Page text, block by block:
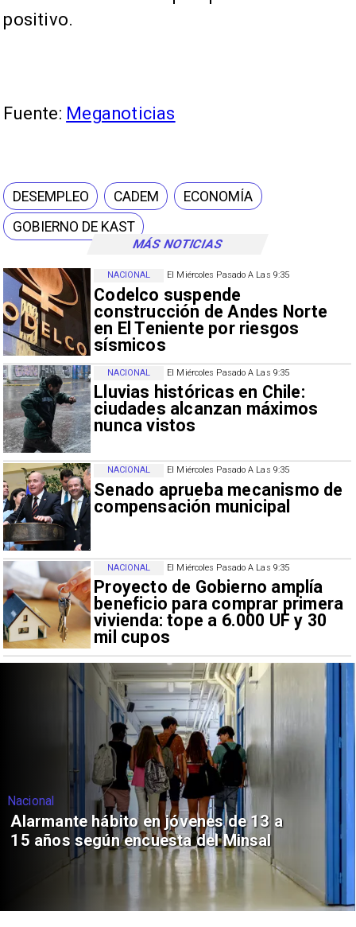
MÁS NOTICIAS
El Miércoles Pasado A Las 9:35
Codelco suspende
construcción de Andes Norte
en El Teniente por riesgos
sísmicos
NACIONAL
El Miércoles Pasado A Las 9:35
Lluvias históricas en Chile:
ciudades alcanzan máximos
nunca vistos
NACIONAL
El Miércoles Pasado A Las 9:35
Senado aprueba mecanismo de
compensación municipal
NACIONAL
El Miércoles Pasado A Las 9:35
Proyecto de Gobierno amplía
beneficio para comprar primera
vivienda: tope a 6.000 UF y 30
mil cupos
NACIONAL
positivo.
Fuente: Meganoticias
DESEMPLEO CADEM
ECONOMÍA
GOBIERNO DE KAST
Nacional
Alarmante hábito en jóvenes de 13 a
15 años según encuesta del Minsal